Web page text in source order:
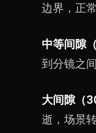
边界，正常
中等间隙
到分镜之
大间隙（
逝，场景